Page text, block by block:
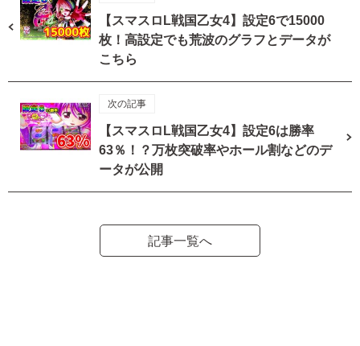
【スマスロL戦国乙女4】設定6で15000
枚！高設定でも荒波のグラフとデータが
こちら
次の記事
【スマスロL戦国乙女4】設定6は勝率
63％！？万枚突破率やホール割などのデ
ータが公開
記事一覧へ